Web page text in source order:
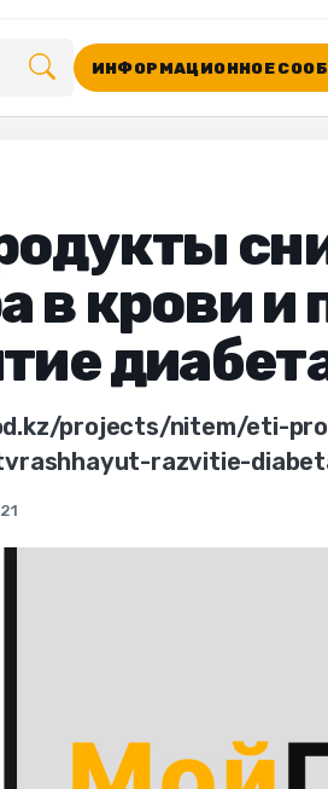
ИНФОРМАЦИОННОЕ
в крови
projects/nitem/eti-
razvitie-